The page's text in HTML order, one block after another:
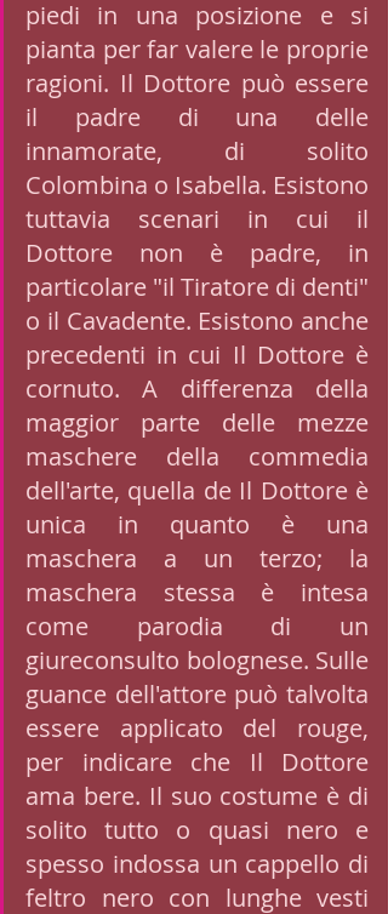
piedi in una posizione e si
pianta per far valere le proprie
ragioni. Il Dottore può essere
il padre di una delle
innamorate, di solito
Colombina o Isabella. Esistono
tuttavia scenari in cui il
Dottore non è padre, in
particolare "il Tiratore di denti"
o il Cavadente. Esistono anche
precedenti in cui Il Dottore è
cornuto. A differenza della
maggior parte delle mezze
maschere della commedia
dell'arte, quella de Il Dottore è
unica in quanto è una
maschera a un terzo; la
maschera stessa è intesa
come parodia di un
giureconsulto bolognese. Sulle
guance dell'attore può talvolta
essere applicato del rouge,
per indicare che Il Dottore
ama bere. Il suo costume è di
solito tutto o quasi nero e
spesso indossa un cappello di
feltro nero con lunghe vesti